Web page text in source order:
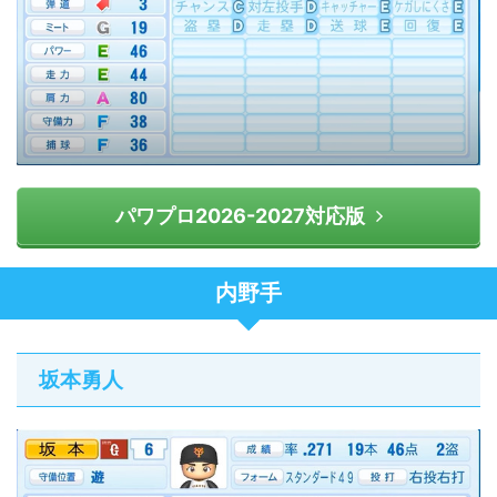
パワプロ2026-2027対応版
内野手
坂本勇人